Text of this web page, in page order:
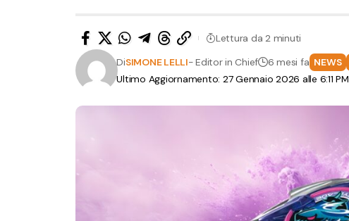
Ultimo Aggiornamento: 27 Gennaio 2026 alle 6:11 PM
DiSIMONE LELLI- Editor in Chief 6 mesi fa NEWS
Lettura da 2 minuti